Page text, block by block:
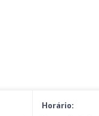
Horário: